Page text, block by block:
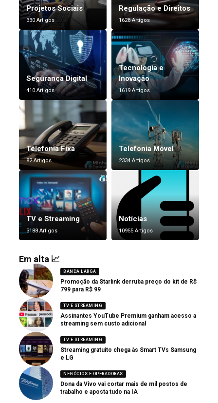
Projetos Sociais
330 Artigos
Regulação e Direitos
1628 Artigos
Segurança Digital
410 Artigos
Tecnologia e
Inovação
1619 Artigos
Telefonia Fixa
82 Artigos
Telefonia Móvel
2334 Artigos
TV e Streaming
3188 Artigos
Notícias
10955 Artigos
Em alta 📈
BANDA LARGA
Promoção da Starlink derruba preço do kit de R$
799 para R$ 99
TV E STREAMING
Assinantes YouTube Premium ganham acesso a
streaming sem custo adicional
TV E STREAMING
Streaming gratuito chega às Smart TVs Samsung
e LG
NEGÓCIOS E OPERADORAS
Dona da Vivo vai cortar mais de mil postos de
trabalho e aposta tudo na IA